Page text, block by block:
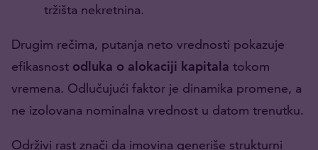
tržišta nekretnina.
Drugim rečima, putanja neto vrednosti pokazuje
efikasnost odluka o alokaciji kapitala tokom
vremena. Odlučujući faktor je dinamika promene, a
ne izolovana nominalna vrednost u datom trenutku.
Održivi rast znači da imovina generiše strukturni